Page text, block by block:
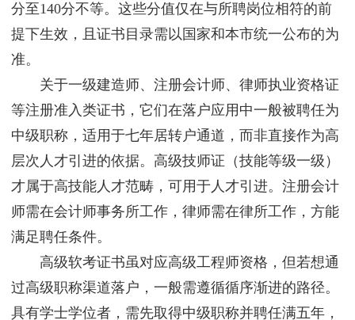
分至140分不等。这些分值仅在与所聘岗位相符的前
提下生效，且证书目录需以国家和本市统一公布的为
准。
关于一级建造师、注册会计师、律师执业资格证
等注册准入类证书，它们在落户应用中一般被聘任为
中级职称，适用于七年居转户通道，而非直接作为高
层次人才引进的依据。高级技师证（技能等级一级）
才属于高技能人才范畴，可用于人才引进。注册会计
师需在会计师事务所工作，律师需在律所工作，方能
满足聘任条件。
高级软考证书虽对应高级工程师资格，但若想通
过高级职称渠道落户，一般需遵循循序渐进的路径。
具有学士学位者，需先取得中级职称并聘任满五年，